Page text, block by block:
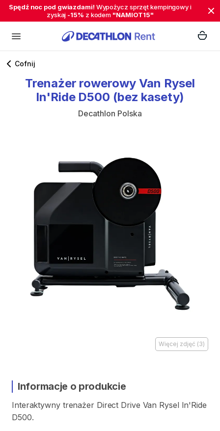
Spędź noc pod gwiazdami! Wypożycz sprzęt kempingowy i
zyskaj -15% z kodem "NAMIOT15"
Cofnij
Trenażer rowerowy Van Rysel
In'Ride D500 (bez kasety)
Decathlon Polska
Więcej zdjęć (3)
Informacje o produkcie
Interaktywny trenażer Direct Drive Van Rysel In'Ride
D500.